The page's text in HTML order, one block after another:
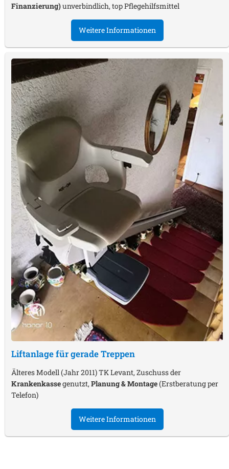
Finanzierung)unverbindlich, top Pflegehilfsmittel
Weitere Informationen
Liftanlage für gerade Treppen
Älteres Modell (Jahr 2011) TK Levant, Zuschuss der
Krankenkassegenutzt,Planung & Montage(Erstberatung per
Telefon)
Weitere Informationen